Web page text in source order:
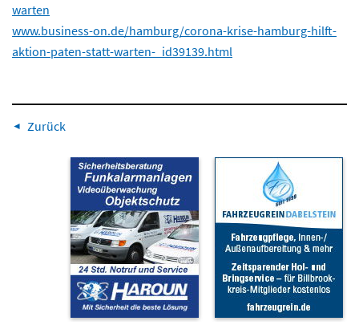
warten
www.business-on.de/hamburg/corona-krise-hamburg-hilft-
aktion-paten-statt-warten-_id39139.html
Zurück